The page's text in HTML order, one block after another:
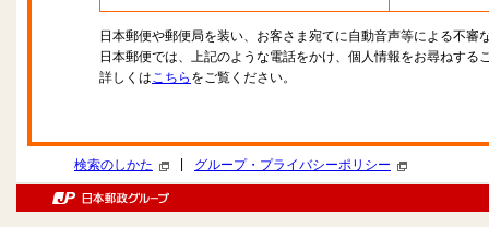
日本郵便や郵便局を装い、お客さま宛てに自動音声等による不審
日本郵便では、上記のような電話をかけ、個人情報をお尋ねする
詳しくはこちら をご覧ください。
検索のしかた グループ・プライバシーポリシー